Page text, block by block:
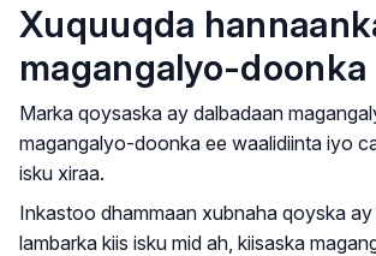
Xuquuqda
magangalyo-doonka
Marka qoysaska ay dalbadaan
magangalyo-doonka ee waalidiinta iyo
isku xiraa.
Inkastoo dhammaan xubnaha qoyska ay
lambarka kiis isku mid ah, kiisaska